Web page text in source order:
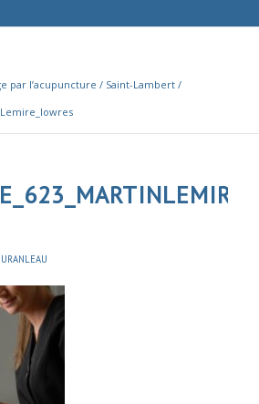
par l’acupuncture / Saint-Lambert /